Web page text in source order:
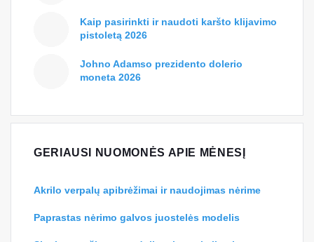
Kaip pasirinkti ir naudoti karšto klijavimo
pistoletą 2026
Johno Adamso prezidento dolerio
moneta 2026
GERIAUSI NUOMONĖS APIE MĖNESĮ
Akrilo verpalų apibrėžimai ir naudojimas nėrime
Paprastas nėrimo galvos juostelės modelis